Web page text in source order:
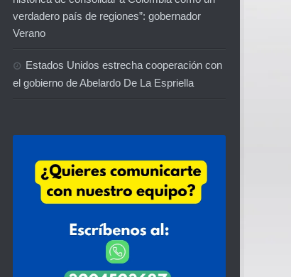
verdadero país de regiones”: gobernador
Verano
Estados Unidos estrecha cooperación con
el gobierno de Abelardo De La Espriella